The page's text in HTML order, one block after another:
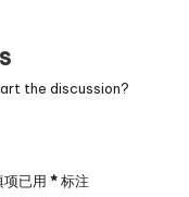
the discussion?
项已用 *标注